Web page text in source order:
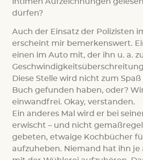
dürfen?
Auch der Einsatz der Polizisten
erscheint mir bemerkenswert.
einen im Auto mit, der ihn u. a.
Diese Stelle wird nicht zum
Buch gefunden haben, oder?
einwandfrei. Okay, verstanden.
Ein anderes Mal wird er bei
erwischt – und nicht
gebeten, etwaige Kochbücher
aufzuheben. Niemand hat ihn